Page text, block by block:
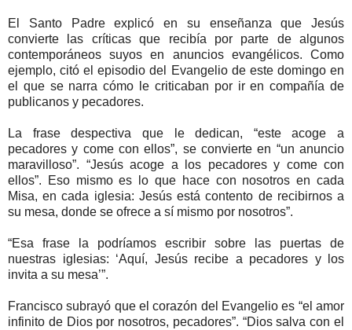
El Santo Padre explicó en su enseñanza que Jesús
convierte las críticas que recibía por parte de algunos
contemporáneos suyos en anuncios evangélicos. Como
ejemplo, citó el episodio del Evangelio de este domingo en
el que se narra cómo le criticaban por ir en compañía de
publicanos y pecadores.
La frase despectiva que le dedican, “este acoge a
pecadores y come con ellos”, se convierte en “un anuncio
maravilloso”. “Jesús acoge a los pecadores y come con
ellos”. Eso mismo es lo que hace con nosotros en cada
Misa, en cada iglesia: Jesús está contento de recibirnos a
su mesa, donde se ofrece a sí mismo por nosotros”.
“Esa frase la podríamos escribir sobre las puertas de
nuestras iglesias: ‘Aquí, Jesús recibe a pecadores y los
invita a su mesa’”.
Francisco subrayó que el corazón del Evangelio es “el amor
infinito de Dios por nosotros, pecadores”. “Dios salva con el